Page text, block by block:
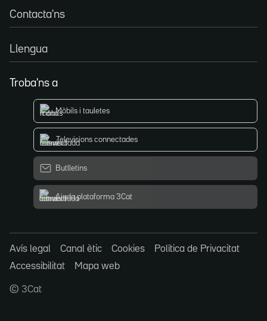
Contacta'ns
Llengua
Troba'ns a
Mòbils i tauletes
Televisions connectades
Butlletins
Ajuda plataforma 3Cat
Avís legal Canal ètic Cookies
Política de Privacitat
Accessibilitat
Mapa web
© 3Cat